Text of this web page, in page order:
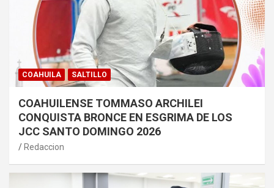
COAHUILA SALTILLO
COAHUILENSE TOMMASO ARCHILEI
CONQUISTA BRONCE EN ESGRIMA DE LOS
JCC SANTO DOMINGO 2026
Redaccion